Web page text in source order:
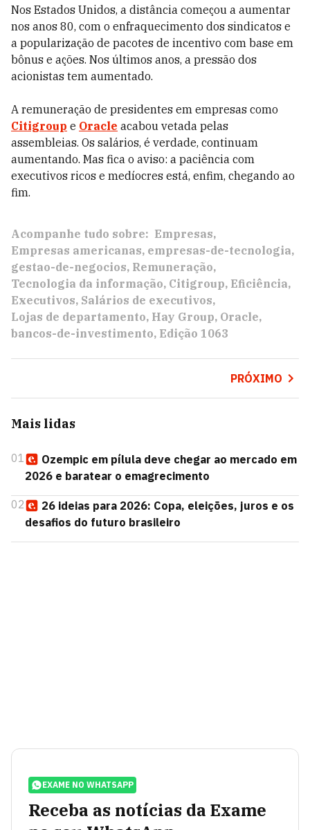
Nos Estados Unidos, a distância começou a aumentar
nos anos 80, com o enfraquecimento dos sindicatos e
a popularização de pacotes de incentivo com base em
bônus e ações. Nos últimos anos, a pressão dos
acionistas tem aumentado.
A remuneração de presidentes em empresas como
Citigroup e Oracle acabou vetada pelas
assembleias. Os salários, é verdade, continuam
aumentando. Mas fica o aviso: a paciência com
executivos ricos e medíocres está, enfim, chegando ao
fim.
Acompanhe tudo sobre: Empresas
Empresas americanas empresas-de-tecnologia
gestao-de-negocios Remuneração
Tecnologia da informação Citigroup Eficiência
Executivos Salários de executivos
Lojas de departamento Hay Group Oracle
bancos-de-investimento Edição 1063
PRÓXIMO
Mais lidas
01
Ozempic em pílula deve chegar ao mercado em
2026 e baratear o emagrecimento
02
26 ideias para 2026: Copa, eleições, juros e os
desafios do futuro brasileiro
EXAME NO WHATSAPP
Receba as notícias da Exame